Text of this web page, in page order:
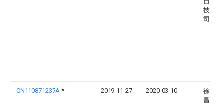
技有
司
CN110871237A * 2019-11-27 2020-03-10
徐州
昌制